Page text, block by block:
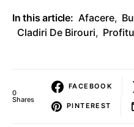
In this article: Afacere,
Cladiri De Birouri,
0
Shares
FACEBOOK
PINTEREST